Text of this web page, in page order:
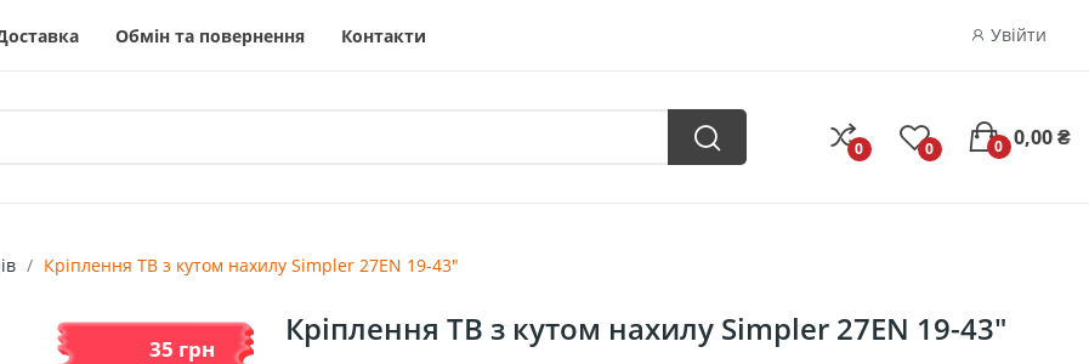
Обмін та повернення Контакти Увійти
0 0 0,00 ₴
0
Кріплення ТВ з кутом нахилу Simpler 27EN 19-43"
35 грн Кріплення ТВ з кутом нахилу Simpler 27EN 19-43"